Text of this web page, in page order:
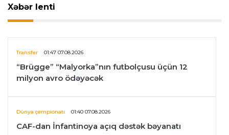
Xəbər lenti
Transfer 01:47 07.08.2026
“Brügge” “Malyorka”nın futbolçusu üçün 12
milyon avro ödəyəcək
Dünya çempionatı 01:40 07.08.2026
CAF-dan İnfantinoya açıq dəstək bəyanatı